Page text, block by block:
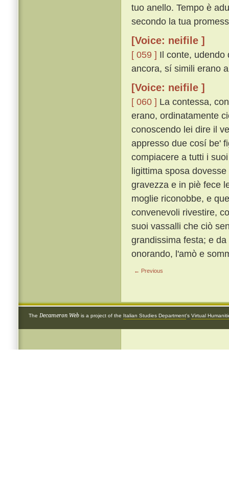
tuo anello. Tempo è
secondo la tua
[Voice: neifile ]
[ 059 ] Il conte, udendo
ancora, sí simili erano
[Voice: neifile ]
[ 060 ] La contessa,
erano, ordinatamente
conoscendo lei dire il
appresso due cosí be'
compiacere a tutti i
ligittima sposa
gravezza e in piè fece
moglie riconobbe, e
convenevoli rivestire,
suoi vassalli che ciò
grandissima festa; e
onorando, l'amò e
← Previous
The Decameron Web is a project of the Italian Studies Department's Virtual